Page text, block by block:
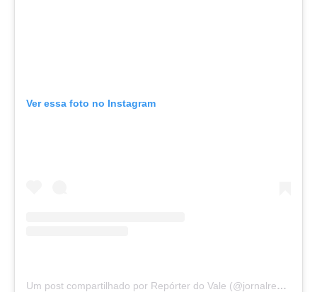
Ver essa foto no Instagram
Um post compartilhado por Repórter do Vale (@jornalreporterdovale)